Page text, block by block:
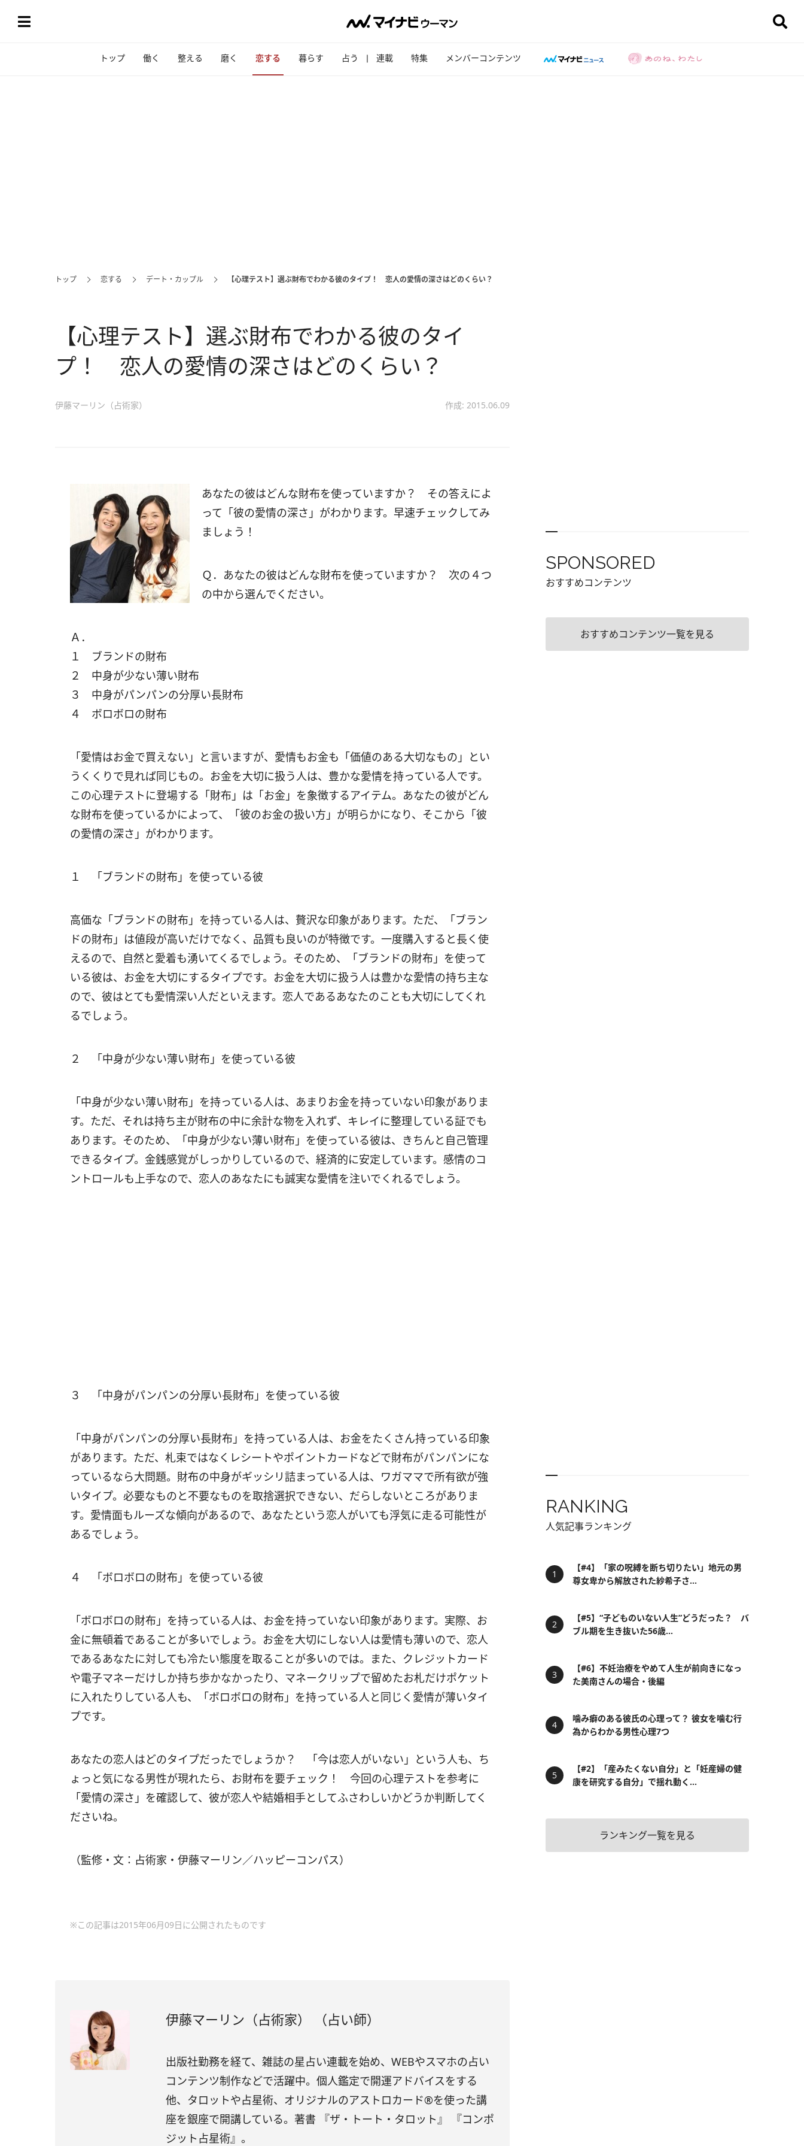
トップ 働く 整える 磨く 恋する 暮らす 占う 連載 特集 メンバーコンテンツ
トップ 恋する デート・カップル 【心理テスト】選ぶ財布でわかる彼のタイプ！ 恋人の愛情の深さはどのくらい？
【心理テスト】選ぶ財布でわかる彼のタイ
プ！ 恋人の愛情の深さはどのくらい？
伊藤マーリン（占術家） 作成: 2015.06.09
あなたの彼はどんな財布を使っていますか？ その答えによ
って「彼の愛情の深さ」がわかります。早速チェックしてみ
ましょう！
Ｑ．あなたの彼はどんな財布を使っていますか？ 次の４つ
の中から選んでください。
Ａ．
１ ブランドの財布
２ 中身が少ない薄い財布
３ 中身がパンパンの分厚い長財布
４ ボロボロの財布
「愛情はお金で買えない」と言いますが、愛情もお金も「価値のある大切なもの」とい
うくくりで見れば同じもの。お金を大切に扱う人は、豊かな愛情を持っている人です。
この心理テストに登場する「財布」は「お金」を象徴するアイテム。あなたの彼がどん
な財布を使っているかによって、「彼のお金の扱い方」が明らかになり、そこから「彼
の愛情の深さ」がわかります。
１ 「ブランドの財布」を使っている彼
高価な「ブランドの財布」を持っている人は、贅沢な印象があります。ただ、「ブラン
ドの財布」は値段が高いだけでなく、品質も良いのが特徴です。一度購入すると長く使
えるので、自然と愛着も湧いてくるでしょう。そのため、「ブランドの財布」を使って
いる彼は、お金を大切にするタイプです。お金を大切に扱う人は豊かな愛情の持ち主な
ので、彼はとても愛情深い人だといえます。恋人であるあなたのことも大切にしてくれ
るでしょう。
２ 「中身が少ない薄い財布」を使っている彼
「中身が少ない薄い財布」を持っている人は、あまりお金を持っていない印象がありま
す。ただ、それは持ち主が財布の中に余計な物を入れず、キレイに整理している証でも
あります。そのため、「中身が少ない薄い財布」を使っている彼は、きちんと自己管理
できるタイプ。金銭感覚がしっかりしているので、経済的に安定しています。感情のコ
ントロールも上手なので、恋人のあなたにも誠実な愛情を注いでくれるでしょう。
３ 「中身がパンパンの分厚い長財布」を使っている彼
「中身がパンパンの分厚い長財布」を持っている人は、お金をたくさん持っている印象
があります。ただ、札束ではなくレシートやポイントカードなどで財布がパンパンにな
っているなら大問題。財布の中身がギッシリ詰まっている人は、ワガママで所有欲が強
いタイプ。必要なものと不要なものを取捨選択できない、だらしないところがありま
す。愛情面もルーズな傾向があるので、あなたという恋人がいても浮気に走る可能性が
あるでしょう。
４ 「ボロボロの財布」を使っている彼
「ボロボロの財布」を持っている人は、お金を持っていない印象があります。実際、お
金に無頓着であることが多いでしょう。お金を大切にしない人は愛情も薄いので、恋人
であるあなたに対しても冷たい態度を取ることが多いのでは。また、クレジットカード
や電子マネーだけしか持ち歩かなかったり、マネークリップで留めたお札だけポケット
に入れたりしている人も、「ボロボロの財布」を持っている人と同じく愛情が薄いタイ
プです。
あなたの恋人はどのタイプだったでしょうか？ 「今は恋人がいない」という人も、ち
ょっと気になる男性が現れたら、お財布を要チェック！ 今回の心理テストを参考に
「愛情の深さ」を確認して、彼が恋人や結婚相手としてふさわしいかどうか判断してく
ださいね。
（監修・文：占術家・伊藤マーリン／ハッピーコンパス）
※この記事は2015年06月09日に公開されたものです
伊藤マーリン（占術家） （占い師）
出版社勤務を経て、雑誌の星占い連載を始め、WEBやスマホの占い
コンテンツ制作などで活躍中。個人鑑定で開運アドバイスをする
他、タロットや占星術、オリジナルのアストロカード®を使った講
座を銀座で開講している。著書 『ザ・トート・タロット』 『コンポ
ジット占星術』。
SPONSORED
おすすめコンテンツ
おすすめコンテンツ一覧を見る
RANKING
人気記事ランキング
【#4】「家の呪縛を断ち切りたい」地元の男
尊女卑から解放された紗希子さ...
【#5】“子どものいない人生”どうだった？ バ
ブル期を生き抜いた56歳...
【#6】不妊治療をやめて人生が前向きになっ
た美南さんの場合・後編
噛み癖のある彼氏の心理って？ 彼女を噛む行
為からわかる男性心理7つ
【#2】「産みたくない自分」と「妊産婦の健
康を研究する自分」で揺れ動く...
ランキング一覧を見る